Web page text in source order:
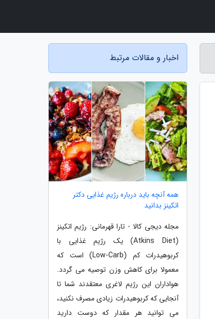
اخبار و مقالات مرتبط
همه آنچه باید درباره رژیم غذایی دکتر
اتکینز بدانید
مجله دیجی کالا - تارا قهرمانی: رژیم اتکینز
(Atkins Diet) یک رژیم غذایی با
کربوهیدرات کم (Low-Carb) است که
معمولا برای کاهش وزن توصیه می گردد.
هواداران این رژیم لاغری معتقدند شما تا
آنجایی که کربوهیدرات زیادی مصرف نکنید،
می توانید هر مقدار که دوست دارید